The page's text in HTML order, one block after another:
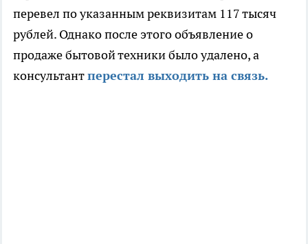
перевел по указанным реквизитам 117 тысяч
рублей. Однако после этого объявление о
продаже бытовой техники было удалено, а
консультантперестал выходить на связь.